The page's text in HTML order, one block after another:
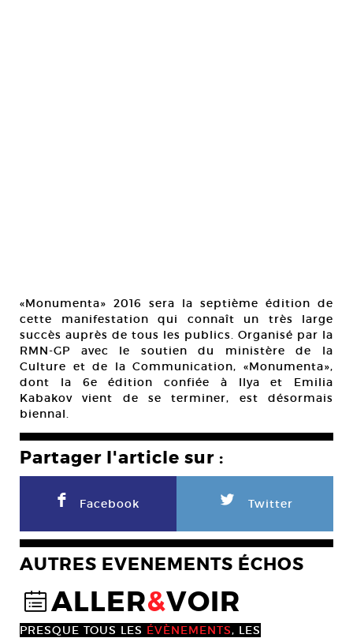
«Monumenta» 2016 sera la septième édition de
cette manifestation qui connaît un très large
succès auprès de tous les publics. Organisé par la
RMN-GP avec le soutien du ministère de la
Culture et de la Communication, «Monumenta»,
dont la 6e édition confiée à Ilya et Emilia
Kabakov vient de se terminer, est désormais
biennal.
Partager l'article sur :
F Facebook L Twitter
AUTRES EVENEMENTS ÉCHOS
@ALLER&VOIR
PRESQUE TOUS LES ÉVÈNEMENTS, LES